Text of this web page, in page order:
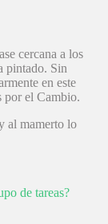
cercana a los
pintado. Sin
en este
por el Cambio.
al mamerto lo
de tareas?